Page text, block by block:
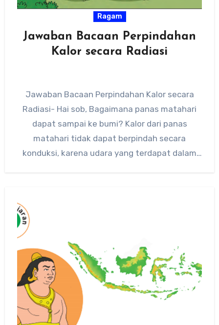
Ragam
Jawaban Bacaan Perpindahan
Kalor secara Radiasi
Jawaban Bacaan Perpindahan Kalor secara
Radiasi- Hai sob, Bagaimana panas matahari
dapat sampai ke bumi? Kalor dari panas
matahari tidak dapat berpindah secara
konduksi, karena udara yang terdapat dalam